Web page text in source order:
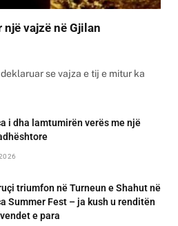
vajzë në Gjilan
se vajza e tij e mitur ka
i dha lamtumirën verës me një
triumfon në Turneun e Shahut në
Summer Fest – ja kush u renditën
e para